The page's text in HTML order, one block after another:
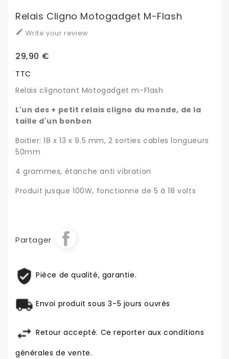
Relais Cligno Motogadget M-Flash
 Write your review
29,90 €
TTC
Relais clignotant Motogadget m-Flash
L'un des + petit relais cligno du monde, de la
taille d'un bonbon
Boitier: 18 x 13 x 9.5 mm, 2 sorties cables longueurs
50mm
4 grammes, étanche anti vibration
Produit jusque 100W, fonctionne de 5 à 18 volts
Partager
Pièce de qualité, garantie.
Envoi produit sous 3-5 jours ouvrés
Retour accepté. Ce reporter aux conditions
générales de vente.